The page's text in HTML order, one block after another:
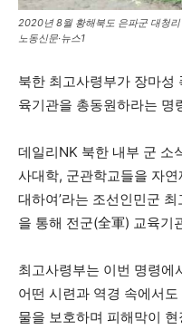
2020년 8월 황해북도 은파군 대청
노동신문·뉴스1
북한 최고사령부가 장마성
육기관을 총동원하라는 명
데일리NK 북한 내부 군 소
사대학, 군관학교들을 자
대하여’라는 조선인민군
을 통해 전군(全軍) 교육기
최고사령부는 이번 명령에
어떤 시련과 역경 속에서
물을 보호하며 피해막이